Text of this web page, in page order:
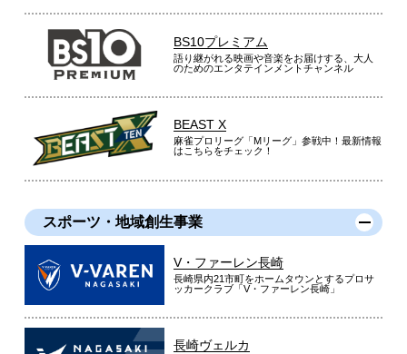
BS10プレミアム
語り継がれる映画や音楽をお届けする、大人
のためのエンタテインメントチャンネル
BEAST X
麻雀プロリーグ「Mリーグ」参戦中！最新情報
はこちらをチェック！
スポーツ・地域創生事業
V・ファーレン長崎
長崎県内21市町をホームタウンとするプロサ
ッカークラブ「V・ファーレン長崎」
長崎ヴェルカ